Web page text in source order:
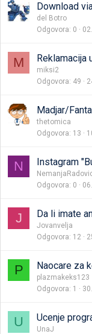
Download
del Botro
Odgovora 0
M Reklamacija
miksi2
Odgovora 49
Madjar/
thetomica
Odgovora 13
N Instagram
Odgovora 0
J Da li imate
Jovanvelja
Odgovora 12
P Naocare za
plazmakeks123
Odgovora 1
U Ucenje
UnaJ